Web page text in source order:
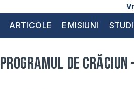
ARTICOLE EMISIUNI
Programul de Crăciun